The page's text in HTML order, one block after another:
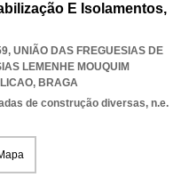
E Isolamentos,
UNIÃO DAS FREGUESIAS DE
LEMENHE MOUQUIM
, BRAGA
de construção diversas, n.e.